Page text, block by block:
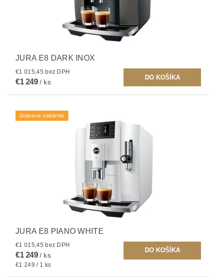
JURA E8 DARK INOX
€1 015,45 bez DPH
€1 249/ ks
Doprava zadarmo
JURA E8 PIANO WHITE
€1 015,45 bez DPH
€1 249/ ks
€1 249 / 1 ks